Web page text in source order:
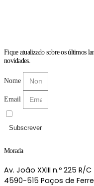
Fique atualizado sobre os últimos
novidades.
Nome
Email
Subscrever
Morada
Av. João XXIII n.º 225 R/C
4590-515 Paços de